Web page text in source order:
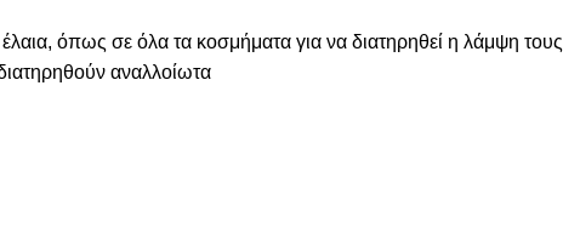
όπως σε όλα τα κοσμήματα για να διατηρηθεί η λάμψη τους
αναλλοίωτα